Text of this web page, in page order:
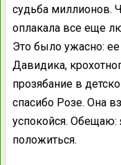
судьба миллионов.
оплакала все еще
Это было ужасно:
Давидика,
прозябание в
спасибо Розе. Она
успокойся.
положиться.